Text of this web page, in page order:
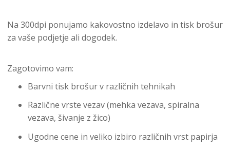
Na 300dpi ponujamo kakovostno izdelavo in tisk brošur
za vaše podjetje ali dogodek.
Zagotovimo vam:
Barvni tisk brošur v različnih tehnikah
Različne vrste vezav (mehka vezava, spiralna
vezava, šivanje z žico)
Ugodne cene in veliko izbiro različnih vrst papirja